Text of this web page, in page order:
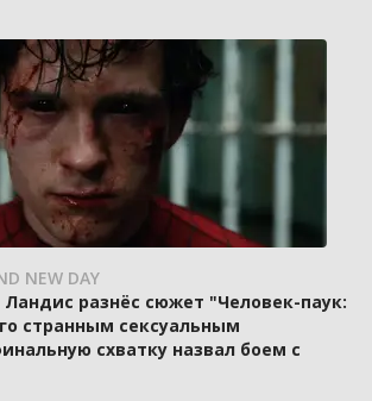
NEW DAY
разнёс сюжет "Человек-паук:
странным сексуальным
схватку назвал боем с